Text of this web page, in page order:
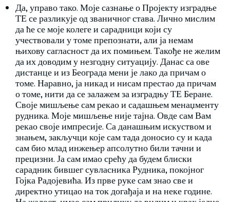
Да, управо тако. Моје сазнање о Пројекту изградње
ТЕ се разликује од званичног става. Лично мислим
да ће се моје колеге и сарадници који су
учествовали у томе препознати, али ја немам
њихову сагласност да их помињем. Такође не желим
да их доводим у незгодну ситуацију. Данас са ове
дистанце и из Београда мени је лако да причам о
томе. Наравно, ја никад и нисам престао да причам
о томе, нити да се залажем за изградњу ТЕ Беране.
Своје мишљење сам рекао и садашњем менаџменту
рудника. Моје мишљење није тајна. Овде сам Вам
рекао своје импресије. Са данашњим искуством и
знањем, закључци које сам тада доносио су и када
сам био млад инжењер апсолутно били тачни и
прецизни. Ја сам имао срећу да будем блиски
сарадник бившег сувласника Рудника, покојног
Гојка Радојевића. Из прве руке сам знао све и
директно утицао на ток догађаја и на неке године.